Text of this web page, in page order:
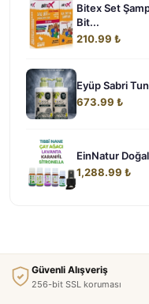
Bitex Set
Bit...
210.99 ₺
Eyüp Sabri
673.99 ₺
EinNatur
1,288.99 ₺
Güvenli Alışveriş
256-bit SSL koruması